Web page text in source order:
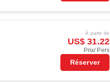
À partir de
US$ 31.22
Prix/ Pers
Réserver